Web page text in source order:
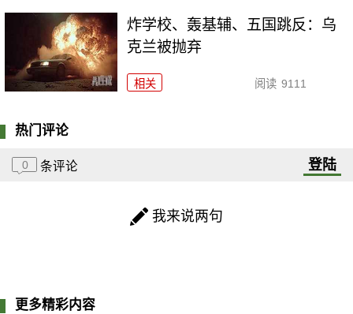
炸学校、轰基辅、五国跳反：乌
克兰被抛弃
相关 阅读 9111
热门评论
0 条评论 登陆
我来说两句
更多精彩内容